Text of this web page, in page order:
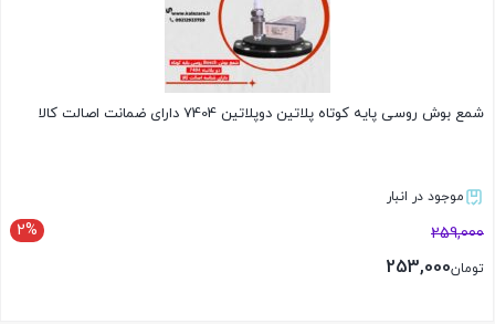
شمع بوش روسی پایه کوتاه پلاتین دوپلاتین 7404 دارای ضمانت اصالت کالا
موجود در انبار
2% 259,000
تومان253,000